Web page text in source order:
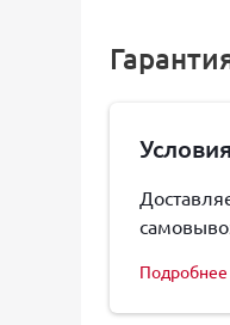
Подробнее